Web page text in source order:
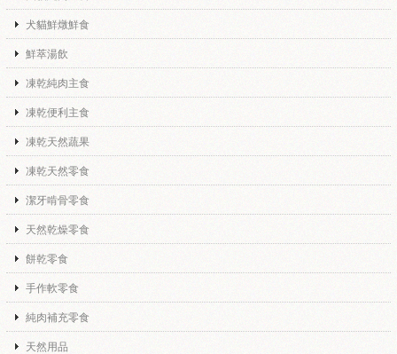
犬貓鮮燉鮮食
鮮萃湯飲
凍乾純肉主食
凍乾便利主食
凍乾天然蔬果
凍乾天然零食
潔牙啃骨零食
天然乾燥零食
餅乾零食
手作軟零食
純肉補充零食
天然用品